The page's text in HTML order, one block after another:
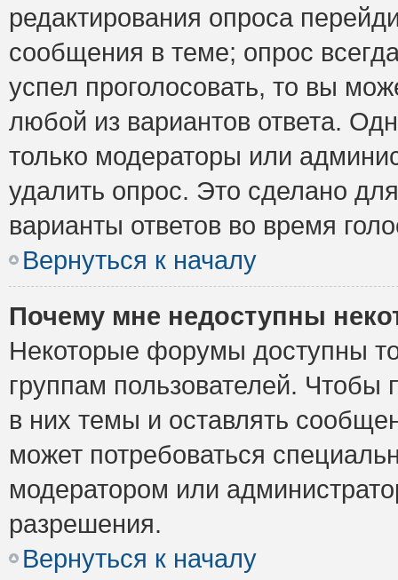
редактирования опроса
сообщения в теме; опрос
успел проголосовать, то вы
любой из вариантов ответа.
только модераторы или
удалить опрос. Это сделано
варианты ответов во время
Вернуться к началу
Почему мне недоступны
Некоторые форумы доступны
группам пользователей. Чтобы
в них темы и оставлять
может потребоваться
модератором или
разрешения.
Вернуться к началу